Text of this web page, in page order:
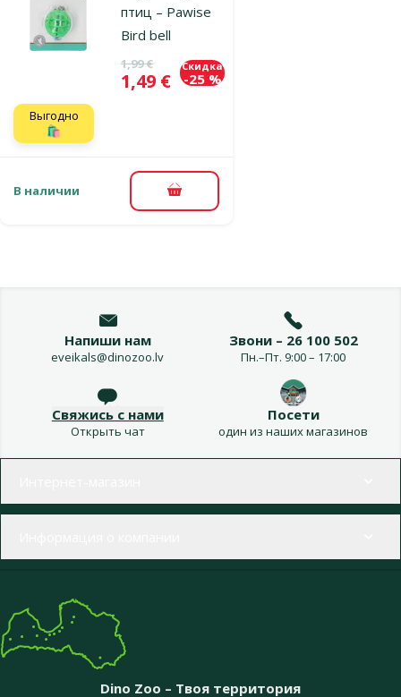
птиц – Pawise
Bird bell
Исходная цена
1,99 €
Цена
1,49 €
Скидка
-25 %
Выгодно
🛍️
В наличии В корзину
Напиши нам
eveikals@dinozoo.lv
Звони – 26 100 502
Пн.–Пт. 9:00 – 17:00
Свяжись с нами
Открыть чат
Посети
один из наших магазинов
Dino Zoo – Твоя территория